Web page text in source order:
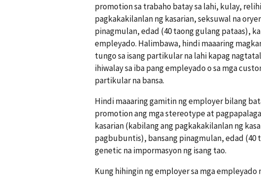
promotion sa trabaho batay sa lahi, kulay,
pagkakakilanlan ng kasarian, seksuwal na
pinagmulan, edad (40 taong gulang pataas),
empleyado. Halimbawa, hindi maaaring
tungo sa isang partikular na lahi kapag
ihiwalay sa iba pang empleyado o sa mga
partikular na bansa.
Hindi maaaring gamitin ng employer bilang
promotion ang mga stereotype at
kasarian (kabilang ang pagkakakilanlan ng
pagbubuntis), bansang pinagmulan, edad (40
genetic na impormasyon ng isang tao.
Kung hihingin ng employer sa mga